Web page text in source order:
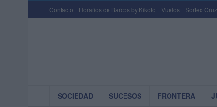
Contacto Horarios de Barcos by Kikoto Vuelos Sorteo
SOCIEDAD SUCESOS FRONTERA